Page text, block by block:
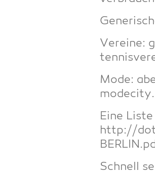
Ver­ei­ne:
Mode:
Eine
http://
Schnell